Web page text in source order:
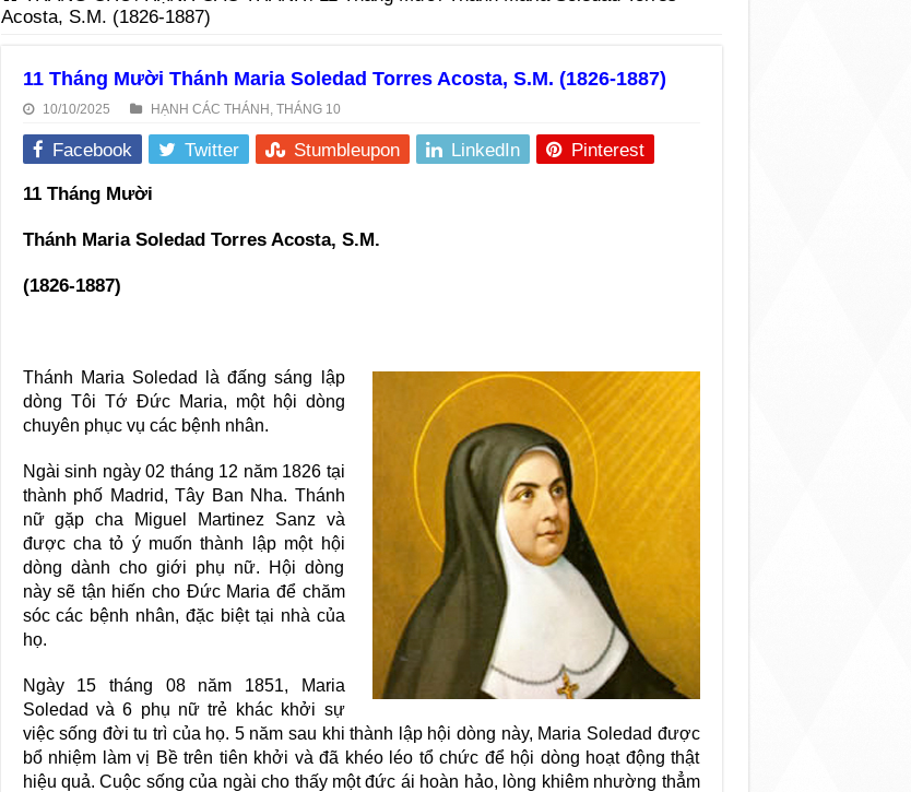
Acosta, S.M. (1826-1887)
11 Tháng Mười Thánh Maria Soledad Torres Acosta, S.M. (1826-1887)
10/10/2025 HẠNH CÁC THÁNH , THÁNG 10
Facebook Twitter Stumbleupon LinkedIn Pinterest
11 Tháng Mười
Thánh Maria Soledad Torres Acosta, S.M.
(1826-1887)
Thánh Maria Soledad là đấng sáng lập
dòng Tôi Tớ Đức Maria, một hội dòng
chuyên phục vụ các bệnh nhân.
Ngài sinh ngày 02 tháng 12 năm 1826 tại
thành phố Madrid, Tây Ban Nha. Thánh
nữ gặp cha Miguel Martinez Sanz và
được cha tỏ ý muốn thành lập một hội
dòng dành cho giới phụ nữ. Hội dòng
này sẽ tận hiến cho Đức Maria để chăm
sóc các bệnh nhân, đặc biệt tại nhà của
họ.
Ngày 15 tháng 08 năm 1851, Maria
Soledad và 6 phụ nữ trẻ khác khởi sự
việc sống đời tu trì của họ. 5 năm sau khi thành lập hội dòng này, Maria Soledad được
bổ nhiệm làm vị Bề trên tiên khởi và đã khéo léo tổ chức để hội dòng hoạt động thật
hiệu quả. Cuộc sống của ngài cho thấy một đức ái hoàn hảo, lòng khiêm nhường thẳm